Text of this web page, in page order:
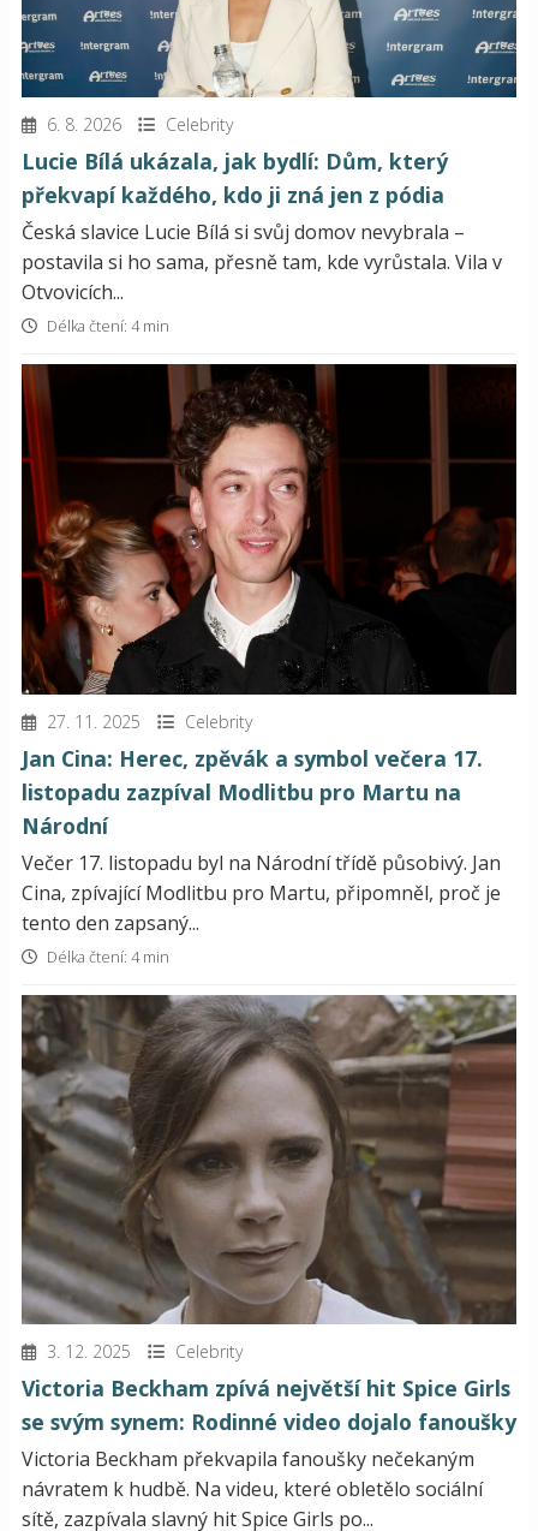
6. 8. 2026 Celebrity
Lucie Bílá ukázala, jak bydlí: Dům, který
překvapí každého, kdo ji zná jen z pódia
Česká slavice Lucie Bílá si svůj domov nevybrala –
postavila si ho sama, přesně tam, kde vyrůstala. Vila v
Otvovicích...
Délka čtení: 4 min
27. 11. 2025 Celebrity
Jan Cina: Herec, zpěvák a symbol večera 17.
listopadu zazpíval Modlitbu pro Martu na
Národní
Večer 17. listopadu byl na Národní třídě působivý. Jan
Cina, zpívající Modlitbu pro Martu, připomněl, proč je
tento den zapsaný...
Délka čtení: 4 min
3. 12. 2025 Celebrity
Victoria Beckham zpívá největší hit Spice Girls
se svým synem: Rodinné video dojalo fanoušky
Victoria Beckham překvapila fanoušky nečekaným
návratem k hudbě. Na videu, které obletělo sociální
sítě, zazpívala slavný hit Spice Girls po...